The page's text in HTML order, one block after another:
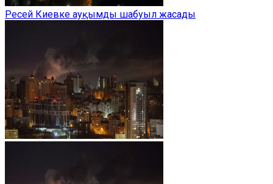
Ресей Киевке ауқымды шабуыл жасады